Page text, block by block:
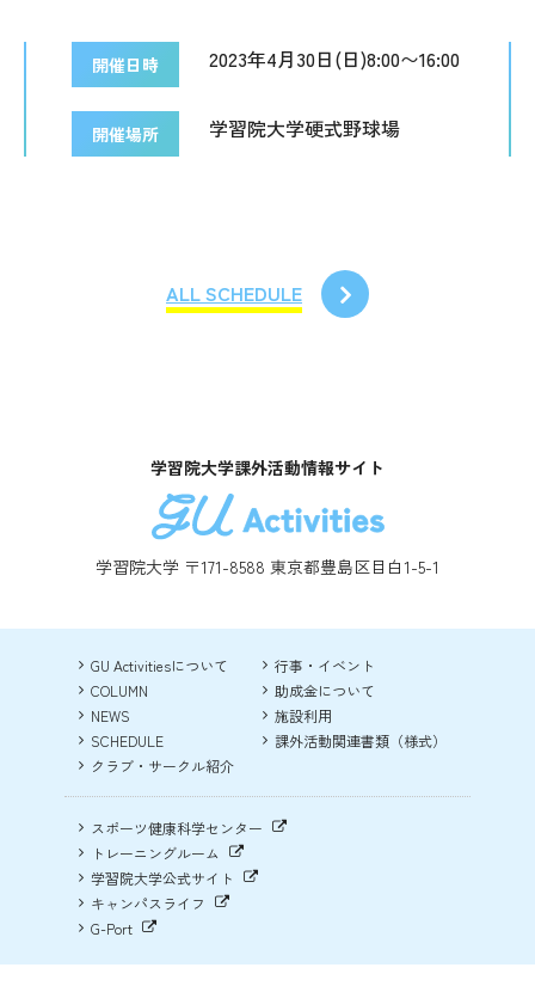
開催日時 2023年4月30日(日)8:00〜16:00
開催場所 学習院大学硬式野球場
ALL SCHEDULE
学習院大学課外活動情報サイト
学習院大学 〒171-8588 東京都豊島区目白1-5-1
GU Activitiesについて
COLUMN
NEWS
SCHEDULE
クラブ・サークル紹介
行事・イベント
助成金について
施設利用
課外活動関連書類（様式）
スポーツ健康科学センター
トレーニングルーム
学習院大学公式サイト
キャンパスライフ
G-Port